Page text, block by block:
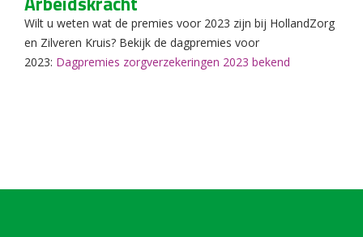
Wilt u weten wat de premies voor 2023 zijn bij HollandZorg
en Zilveren Kruis? Bekijk de dagpremies voor
2023: Dagpremies zorgverzekeringen 2023 bekend